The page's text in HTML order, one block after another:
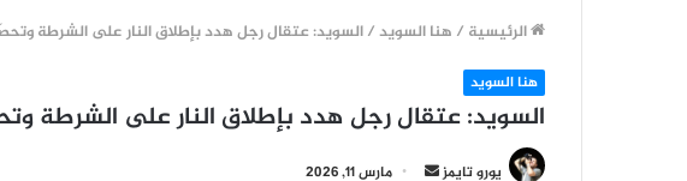
الرئيسية / هنا السويد/السويد: عتقال رجل هدد بإطلاق النار على الشرطة
هنا السويد
السويد: عتقال رجل هدد بإطلاق النار على الشرطة
يورو تايمز
أرسل مارس 11, 2026